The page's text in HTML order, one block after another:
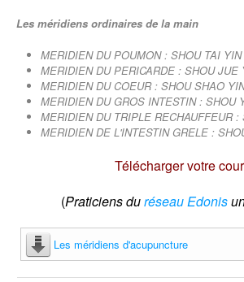
Les méridiens ordinaires de la main
MERIDIEN DU POUMON : SHOU TAI YIN
MERIDIEN DU PERICARDE : SHOU JUE
MERIDIEN DU COEUR : SHOU SHAO
MERIDIEN DU GROS INTESTIN : SHOU
MERIDIEN DU TRIPLE RECHAUFFEUR :
MERIDIEN DE L'INTESTIN GRELE :
Télécharger votre
(Praticiens duréseau Edonis
Les méridiens d'acupuncture